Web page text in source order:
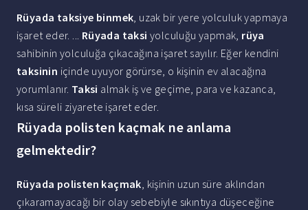
Rüyada taksiye binmek, uzak bir yere yolculuk yapmaya
işaret eder. ... Rüyada taksi yolculuğu yapmak, rüya
sahibinin yolculuğa çıkacağına işaret sayılır. Eğer kendini
taksinin içinde uyuyor görürse, o kişinin ev alacağına
yorumlanır. Taksi almak iş ve geçime, para ve kazanca,
kısa süreli ziyarete işaret eder.
Rüyada polisten kaçmak ne anlama
gelmektedir?
Rüyada polisten kaçmak, kişinin uzun süre aklından
çıkaramayacağı bir olay sebebiyle sıkıntıya düşeceğine